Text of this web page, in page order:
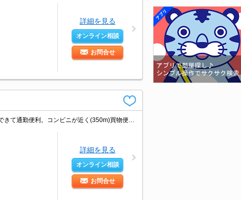
詳細を見る
オンライン相談
お問合せ
詳細を見る
オンライン相談
お問合せ